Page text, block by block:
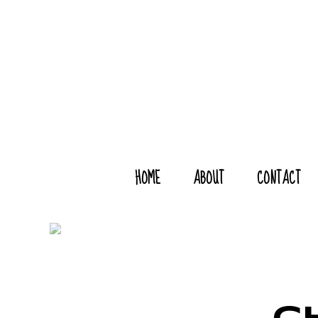
HOME ABOUT CONTACT